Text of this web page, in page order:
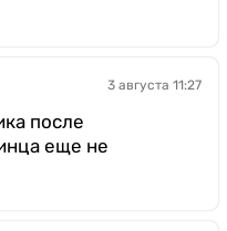
3 августа 11:27
после
еще не